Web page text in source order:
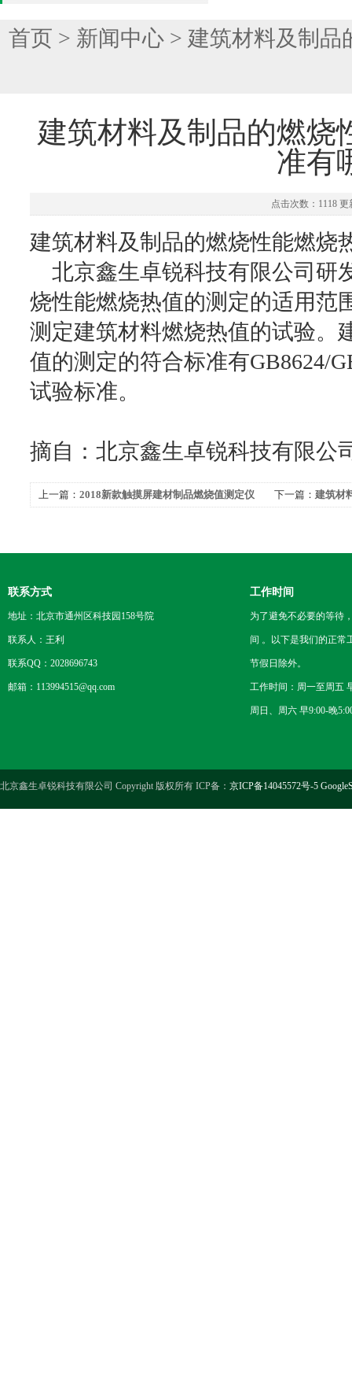
首页 > 新闻中心 > 建筑材料及制品
建筑材料及制品的燃烧
准有
点击次数：1118 更
建筑材料及制品的燃烧性能燃烧
北京鑫生卓锐科技有限公司研
烧性能燃烧热值的测定的适用范
测定建筑材料燃烧热值的试验。
值的测定的符合标准有GB8624/
试验标准。
摘自：北京鑫生卓锐科技有限公
上一篇： 2018新款触摸屏建材制品燃烧值测定仪 下一篇： 建筑材
联系方式
地址：北京市通州区科技园158号院
联系人：王利
联系QQ：2028696743
邮箱：113994515@qq.com
工作时间
为了避免不必要的等待
间 。以下是我们的正常
节假日除外。
工作时间：周一至周五
周日、周六 早9:00-晚
北京鑫生卓锐科技有限公司 Copyright 版权所有 ICP备： 京ICP备14045572号-5